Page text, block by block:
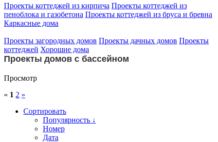
Проекты коттеджей из кирпича Проекты коттеджей из
пеноблока и газобетона Проекты коттеджей из бруса и бревна
Каркасные дома
Проекты загородных домов Проекты дачных домов Проекты
коттеджей Хорошие дома
Проекты домов с бассейном
Просмотр
« 1 2 »
Сортировать
Популярность ↓
Номер
Дата